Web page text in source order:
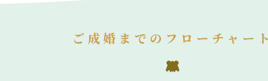
ご成婚までのフローチャート